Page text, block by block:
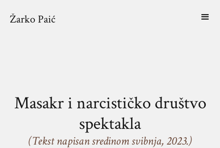
Žarko Paić
Masakr i narcističko društvo
spektakla
(Tekst napisan sredinom svibnja, 2023.)